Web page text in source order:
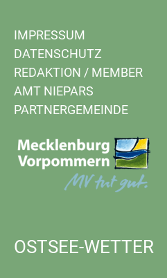
IMPRESSUM
DATENSCHUTZ
REDAKTION / MEMBER
AMT NIEPARS
PARTNERGEMEINDE
OSTSEE-WETTER